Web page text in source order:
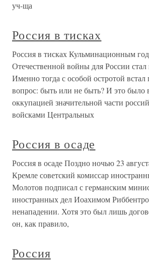
уч-ща
Россия в тисках
Россия в тисках Кульминационным
Отечественной войны для России стал
Именно тогда с особой остротой встал
вопрос: быть или не быть? И это было
оккупацией значительной части
войсками Центральных
Россия в осаде
Россия в осаде Поздно ночью 23
Кремле советский комиссар
Молотов подписал с германским
иностранных дел Иоахимом
ненападении. Хотя это был лишь
он, как правило,
Россия